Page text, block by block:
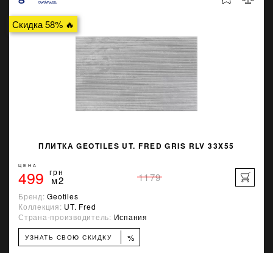
Скидка 58% 🔥
ПЛИТКА GEOTILES UT. FRED GRIS RLV 33X55
ЦЕНА
499 грн
м2 1179
Бренд:Geotiles
Коллекция: UT. Fred
Страна-производитель: Испания
УЗНАТЬ СВОЮ СКИДКУ %